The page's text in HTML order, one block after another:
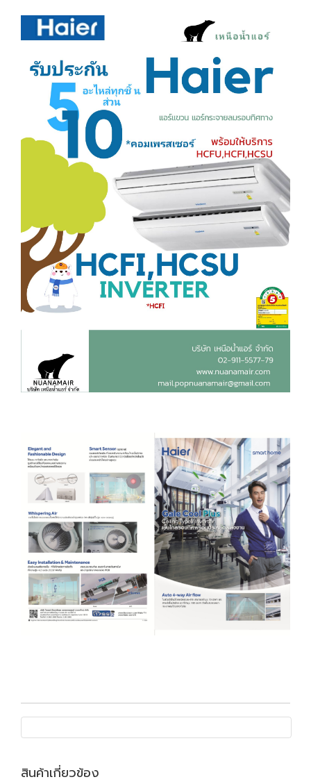
สินค้าเกี่ยวข้อง